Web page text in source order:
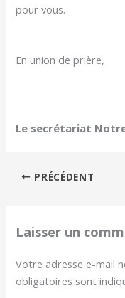
pour vous.
En union de prière,
Le secrétariat
PRÉCÉDENT
Laisser un
Votre adresse e-mail
obligatoires sont